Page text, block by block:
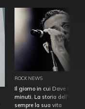
ROCK NEWS
Il giorno in cui Dave
minuti. La storia
sempre la sua vita